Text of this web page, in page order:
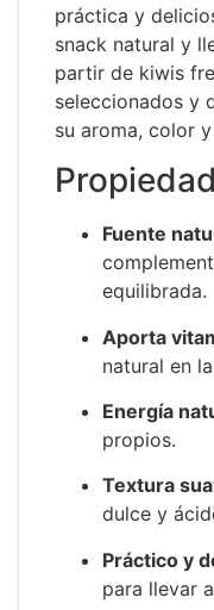
práctica y
snack natural y
partir de kiwis
seleccionados y
su aroma, color
Fuente
equilibrada.
Aporta
natural en
Energía
propios.
Textura
dulce y
Práctico y
para llevar